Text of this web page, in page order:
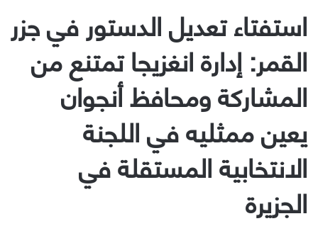
استفتاء تعديل الدستور في جزر
القمر: إدارة انغزيجا تمتنع من
المشاركة ومحافظ أنجوان
يعين ممثليه في اللجنة
الانتخابية المستقلة في
الجزيرة